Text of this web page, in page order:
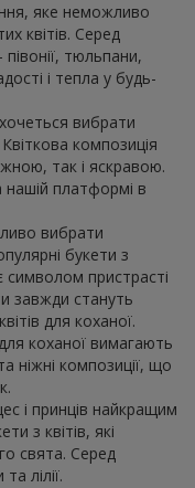
яке неможливо
квітів. Серед
тюльпани,
і тепла у будь-
вибрати
композиція
так і яскравою.
нашій платформі в
вибрати
букети з
символом пристрасті
завжди стануть
для коханої.
коханої вимагають
ніжні композиції, що
і принців найкращим
з квітів, які
свята. Серед
лілії.